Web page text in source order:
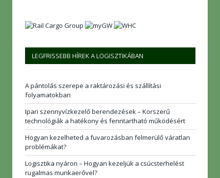
LEGFRISSEBB HÍREK A LOGISZTIKÁBAN
A pántolás szerepe a raktározási és szállítási
folyamatokban
Ipari szennyvízkezelő berendezések – Korszerű
technológiák a hatékony és fenntartható működésért
Hogyan kezelheted a fuvarozásban felmerülő váratlan
problémákat?
Logisztika nyáron – Hogyan kezeljük a csúcsterhelést
rugalmas munkaerővel?